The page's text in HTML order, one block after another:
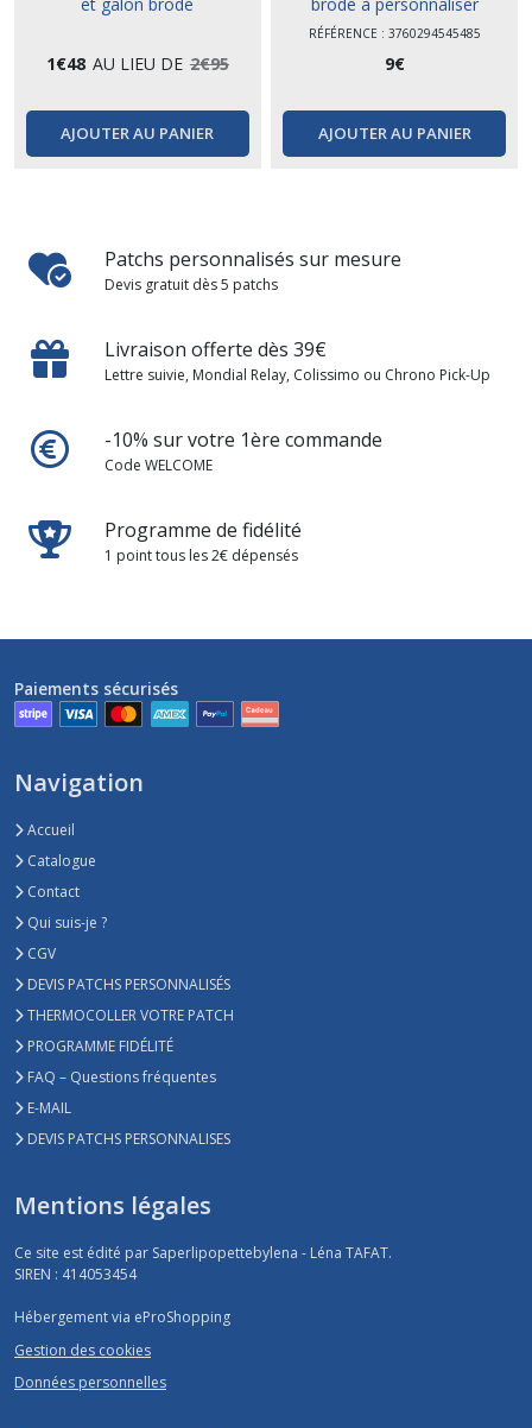
1€48 AU LIEU DE 2€95
AJOUTER AU PANIER
RÉFÉRENCE : 3760294545485
9€
AJOUTER AU PANIER
Patchs personnalisés sur mesure
Devis gratuit dès 5 patchs
Livraison offerte dès 39€
Lettre suivie, Mondial Relay, Colissimo ou Chrono Pick-Up
-10% sur votre 1ère commande
Code WELCOME
Programme de fidélité
1 point tous les 2€ dépensés
Paiements sécurisés
Navigation
Accueil
Catalogue
Contact
Qui suis-je ?
CGV
DEVIS PATCHS PERSONNALISÉS
THERMOCOLLER VOTRE PATCH
PROGRAMME FIDÉLITÉ
FAQ – Questions fréquentes
E-MAIL
DEVIS PATCHS PERSONNALISES
Mentions légales
Ce site est édité par Saperlipopettebylena - Léna TAFAT.
SIREN : 414053454
Hébergement via eProShopping
Gestion des cookies
Données personnelles